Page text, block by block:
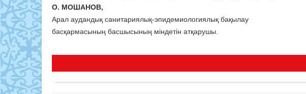
О. МОШАНОВ,
Арал аудандық санитариялық-эпидемиологиялық бақылау
басқармасының басшысының міндетін атқарушы.